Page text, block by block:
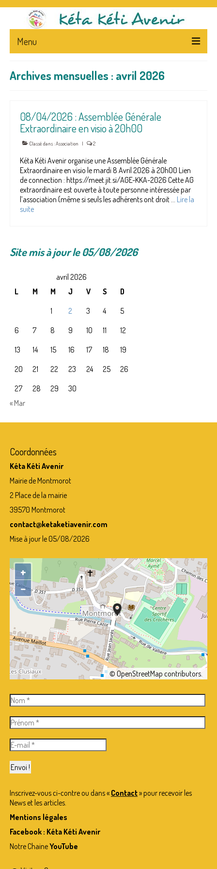
Menu
STATUTS – FLYERS
LA PRESSE ET L’ASSOCIATION
NEWS
CA
NEPAL – & – CENTRE
CENTRE D’ACCUEIL
NOUS AIDER ?
PARRAINS
ACTUALITES
AGENDA
PHOTOS
CONTACT
TEMOIGNAGES
Archives mensuelles : avril 2026
08/04/2026 : Assemblée Générale
Extraordinaire en visio à 20h00
Classé dans :Association | 2
Kéta Kéti Avenir organise une Assemblée Générale
Extraordinaire en visio le mardi 8 Avril 2026 à 20h00 Lien
de connection : https://meet.jit.si/AGE-KKA-2026 Cette AG
extraordinaire est ouverte à toute personne intéressée par
l’association (même si seuls les adhérents ont droit … Lire la
suite­­
Site mis à jour le 05/08/2026
avril 2026
L
M M J V S
D
1
2 3 4
5
6
7 8 9 10 11
12
13
14 15 16 17 18
19
20
21 22 23 24 25
26
27
28 29
30
« Mar
Coordonnées
Kéta Kéti Avenir
Mairie de Montmorot
2 Place de la mairie
39570 Montmorot
contact@ketaketiavenir.com
Mise à jour le 05/08/2026
+
−
©OpenStreetMap contributors.
Inscrivez-vous ci-contre ou dans « Contact» pour recevoir les
News et les articles.
Mentions légales
Facebook : Kéta Kéti Avenir
Notre ChaineYouTube